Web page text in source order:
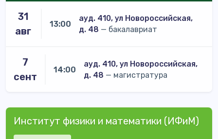
31
авг
13:00
ауд. 410, ул Новороссийская,
д. 48 — бакалавриат
7
сент
14:00
ауд. 410, ул Новороссийская,
д. 48 — магистратура
Институт физики и математики (ИФиМ)